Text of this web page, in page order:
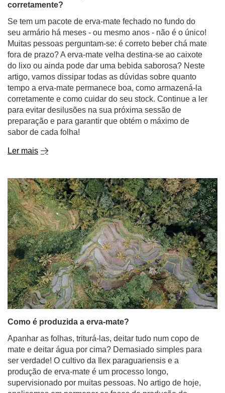
corretamente?
Se tem um pacote de erva-mate fechado no fundo do
seu armário há meses - ou mesmo anos - não é o único!
Muitas pessoas perguntam-se: é correto beber chá mate
fora de prazo? A erva-mate velha destina-se ao caixote
do lixo ou ainda pode dar uma bebida saborosa? Neste
artigo, vamos dissipar todas as dúvidas sobre quanto
tempo a erva-mate permanece boa, como armazená-la
corretamente e como cuidar do seu stock. Continue a ler
para evitar desilusões na sua próxima sessão de
preparação e para garantir que obtém o máximo de
sabor de cada folha!
Ler mais
Como é produzida a erva-mate?
Apanhar as folhas, triturá-las, deitar tudo num copo de
mate e deitar água por cima? Demasiado simples para
ser verdade! O cultivo da Ilex paraguariensis e a
produção de erva-mate é um processo longo,
supervisionado por muitas pessoas. No artigo de hoje,